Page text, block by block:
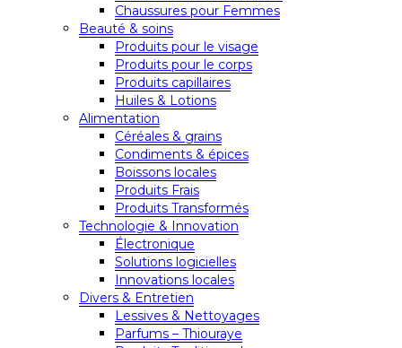
Chaussures pour Femmes
Beauté & soins
Produits pour le visage
Produits pour le corps
Produits capillaires
Huiles & Lotions
Alimentation
Céréales & grains
Condiments & épices
Boissons locales
Produits Frais
Produits Transformés
Technologie & Innovation
Électronique
Solutions logicielles
Innovations locales
Divers & Entretien
Lessives & Nettoyages
Parfums – Thiouraye